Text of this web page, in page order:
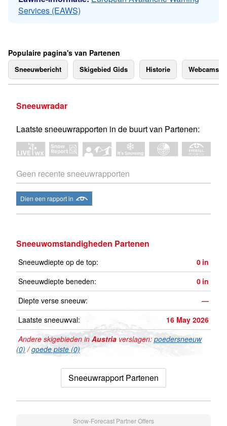
Services (EAWS)
Populaire pagina's van Partenen
Sneeuwbericht Skigebied Gids Historie Webcams
Sneeuwradar
Laatste sneeuwrapporten in de buurt van Partenen:
Geen recente sneeuwrapporten
Dien een rapport in
Sneeuwomstandigheden Partenen
Sneeuwdiepte op de top: 0 in
Sneeuwdiepte beneden:
0 in
Diepte verse sneeuw:
—
Laatste sneeuwval:
16 May 2026
Andere skigebieden inAustria verslagen: poedersneeuw
(0) /goede piste (0)
Sneeuwrapport Partenen
Snow-Forecast Partner Offers